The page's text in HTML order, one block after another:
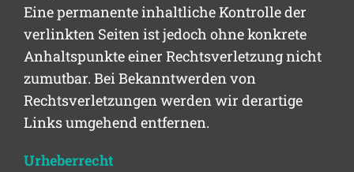
Eine permanente inhaltliche Kontrolle der
verlinkten Seiten ist jedoch ohne konkrete
Anhaltspunkte einer Rechtsverletzung nicht
zumutbar. Bei Bekanntwerden von
Rechtsverletzungen werden wir derartige
Links umgehend entfernen.
Urheberrecht